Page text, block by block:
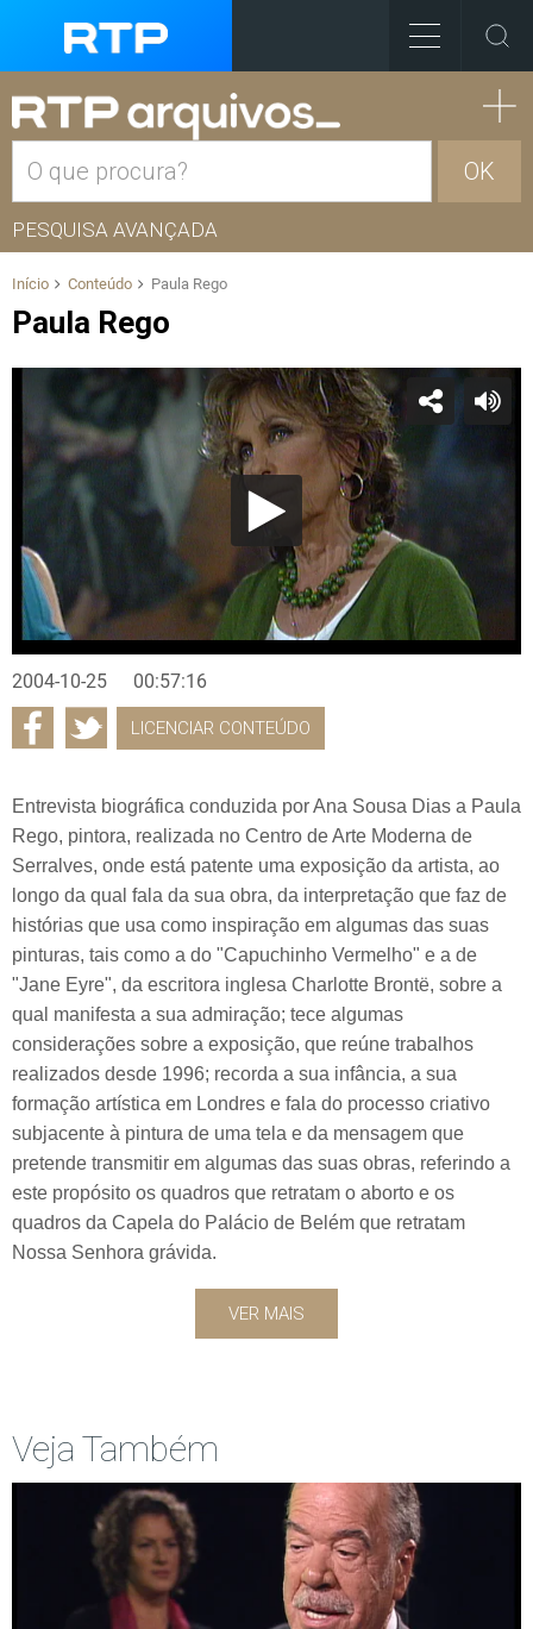
OK
PESQUISA AVANÇADA
Início Conteúdo Paula Rego
Paula Rego
2004-10-25 00:57:16
LICENCIAR CONTEÚDO
Entrevista biográfica conduzida por Ana Sousa Dias a Paula
Rego, pintora, realizada no Centro de Arte Moderna de
Serralves, onde está patente uma exposição da artista, ao
longo da qual fala da sua obra, da interpretação que faz de
histórias que usa como inspiração em algumas das suas
pinturas, tais como a do "Capuchinho Vermelho" e a de
"Jane Eyre", da escritora inglesa Charlotte Brontë, sobre a
qual manifesta a sua admiração; tece algumas
considerações sobre a exposição, que reúne trabalhos
realizados desde 1996; recorda a sua infância, a sua
formação artística em Londres e fala do processo criativo
subjacente à pintura de uma tela e da mensagem que
pretende transmitir em algumas das suas obras, referindo a
este propósito os quadros que retratam o aborto e os
quadros da Capela do Palácio de Belém que retratam
Nossa Senhora grávida.
VER MAIS
Veja Também